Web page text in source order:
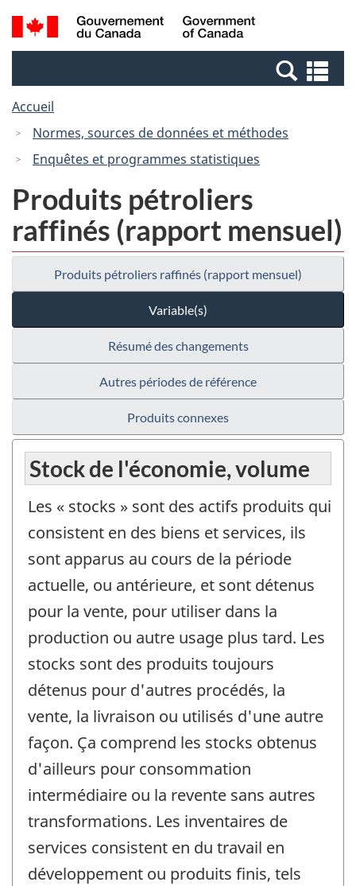
Passer
au
Passer
à
Canada
Recherche
et
et
Accueil
Normes, sources de données et méthodes
Enquêtes et programmes statistiques
Produits pétroliers
raffinés (rapport mensuel)
Produits pétroliers raffinés (rapport mensuel)
Variable(s)
Résumé des changements
Autres périodes de référence
Produits connexes
Stock de l'économie, volume
Les « stocks » sont des actifs produits qui
consistent en des biens et services, ils
sont apparus au cours de la période
actuelle, ou antérieure, et sont détenus
pour la vente, pour utiliser dans la
production ou autre usage plus tard. Les
stocks sont des produits toujours
détenus pour d'autres procédés, la
vente, la livraison ou utilisés d'une autre
façon. Ça comprend les stocks obtenus
d'ailleurs pour consommation
intermédiaire ou la revente sans autres
transformations. Les inventaires de
services consistent en du travail en
développement ou produits finis, tels